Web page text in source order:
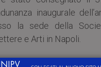
inaugurale
la sede della
e Arti in Napoli.